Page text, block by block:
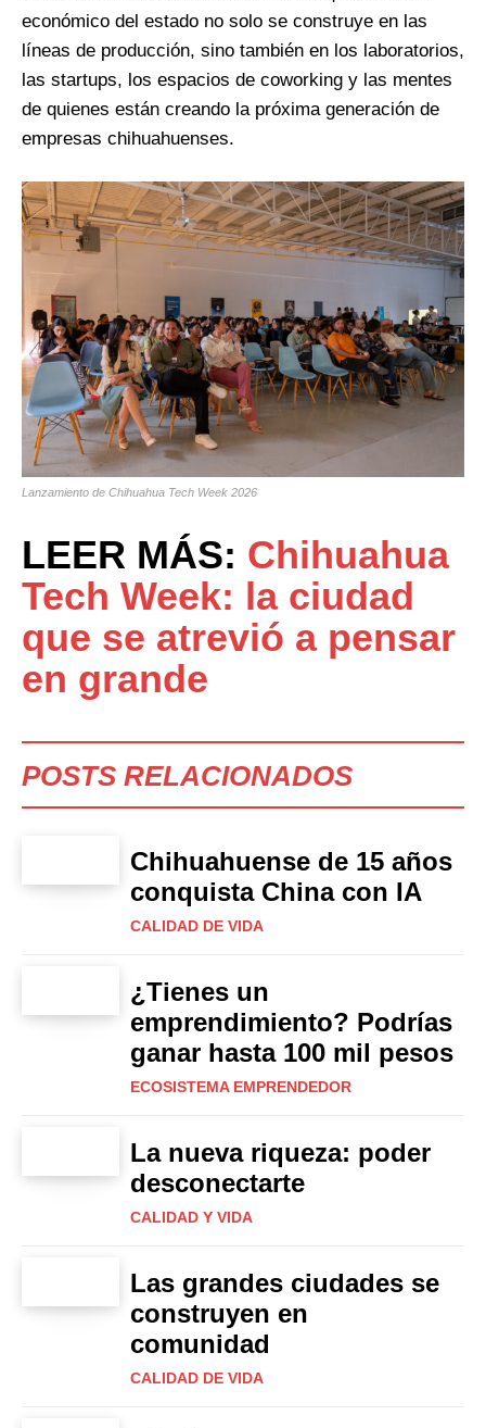
económico del estado no solo se construye en las
líneas de producción, sino también en los laboratorios,
las startups, los espacios de coworking y las mentes
de quienes están creando la próxima generación de
empresas chihuahuenses.
Lanzamiento de Chihuahua Tech Week 2026
LEER MÁS: Chihuahua
Tech Week: la ciudad
que se atrevió a pensar
en grande
POSTS RELACIONADOS
Chihuahuense de 15 años
conquista China con IA
CALIDAD DE VIDA
¿Tienes un
emprendimiento? Podrías
ganar hasta 100 mil pesos
ECOSISTEMA EMPRENDEDOR
La nueva riqueza: poder
desconectarte
CALIDAD Y VIDA
Las grandes ciudades se
construyen en
comunidad
CALIDAD DE VIDA